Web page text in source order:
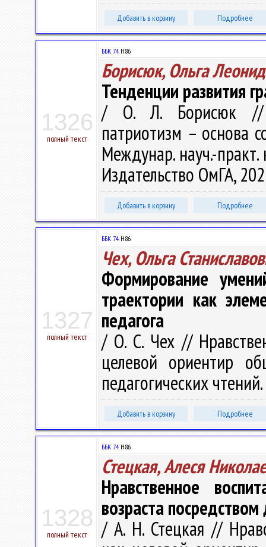
Добавить в корзину Подробнее
1326
полный текст
ББК 74.Н86
Борисюк, Ольга
Тенденции развития
/ О. Л. Борисюк //
патриотизм – основа
Междунар. науч.-
Издательство ОмГА,
Добавить в корзину Подробнее
1327
полный текст
ББК 74.Н86
Чех, Ольга
Формирование
траектории как
педагога
/ О. С. Чех //
целевой ориентир
педагогических
Добавить в корзину Подробнее
1328
полный текст
ББК 74.Н86
Стецкая, Алеся
Нравственное
возраста
/ А. Н. Стецкая //